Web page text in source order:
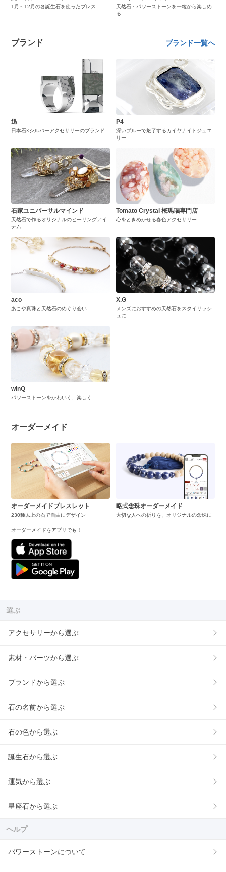
1月～12月の各誕生石を使ったブレス
天然石・パワーストーンを一粒から楽しめ
る
ブランド ブランド一覧へ
迅
日本石×シルバーアクセサリーのブランド
P4
深いブルーで魅了するカイヤナイトジュエ
リー
石家ユニバーサルマインド
天然石で作るオリジナルのヒーリングアイ
テム
Tomato Crystal 桜瑪瑙専門店
心をときめかせる春色アクセサリー
aco
あこや真珠と天然石のめぐり会い
X.G
メンズにおすすめの天然石をスタイリッシ
ュに
winQ
パワーストーンをかわいく、楽しく
オーダーメイド
オーダーメイドブレスレット
230種以上の石で自由にデザイン
オーダーメイドをアプリでも！
略式念珠オーダーメイド
大切な人への祈りを、オリジナルの念珠に
選ぶ
アクセサリーから選ぶ
素材・パーツから選ぶ
ブランドから選ぶ
石の名前から選ぶ
石の色から選ぶ
誕生石から選ぶ
運気から選ぶ
星座石から選ぶ
ヘルプ
パワーストーンについて